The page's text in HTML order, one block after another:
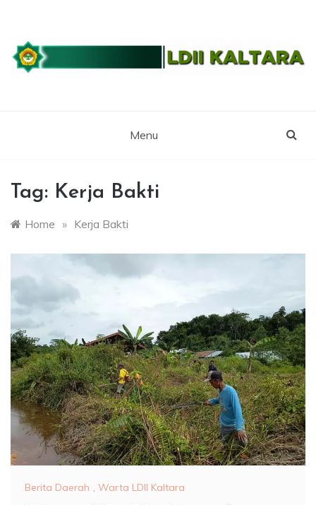
content
KALIMANTAN
UTARA
Menu
Tag: Kerja Bakti
Home » Kerja Bakti
Berita Daerah , Warta LDII Kaltara